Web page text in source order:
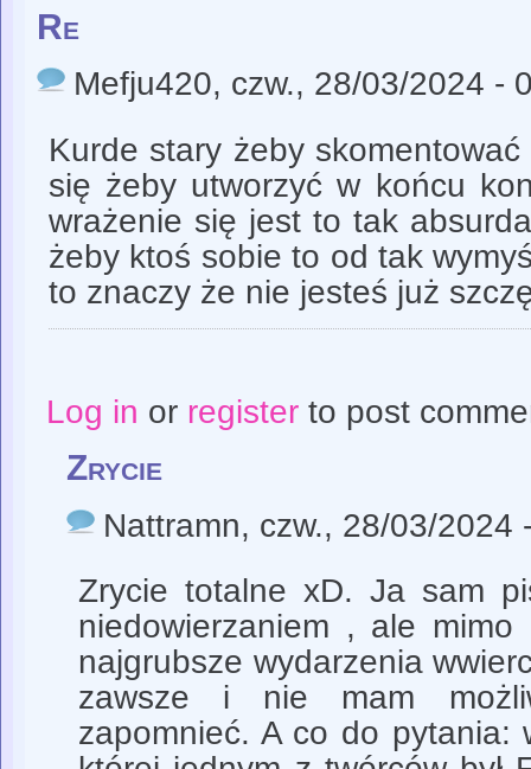
Re
Mefju420, czw., 28/03/2024 -
Kurde stary żeby
się żeby utworzyć w końcu
wrażenie się jest to tak
żeby ktoś sobie to od tak
to znaczy że nie jesteś już
Log in or registerto post
Zrycie
Nattramn, czw., 28/03/2024
Zrycie totalne xD. Ja sam
niedowierzaniem , ale mimo
najgrubsze wydarzenia
zawsze i nie mam
zapomnieć. A co do pytania: